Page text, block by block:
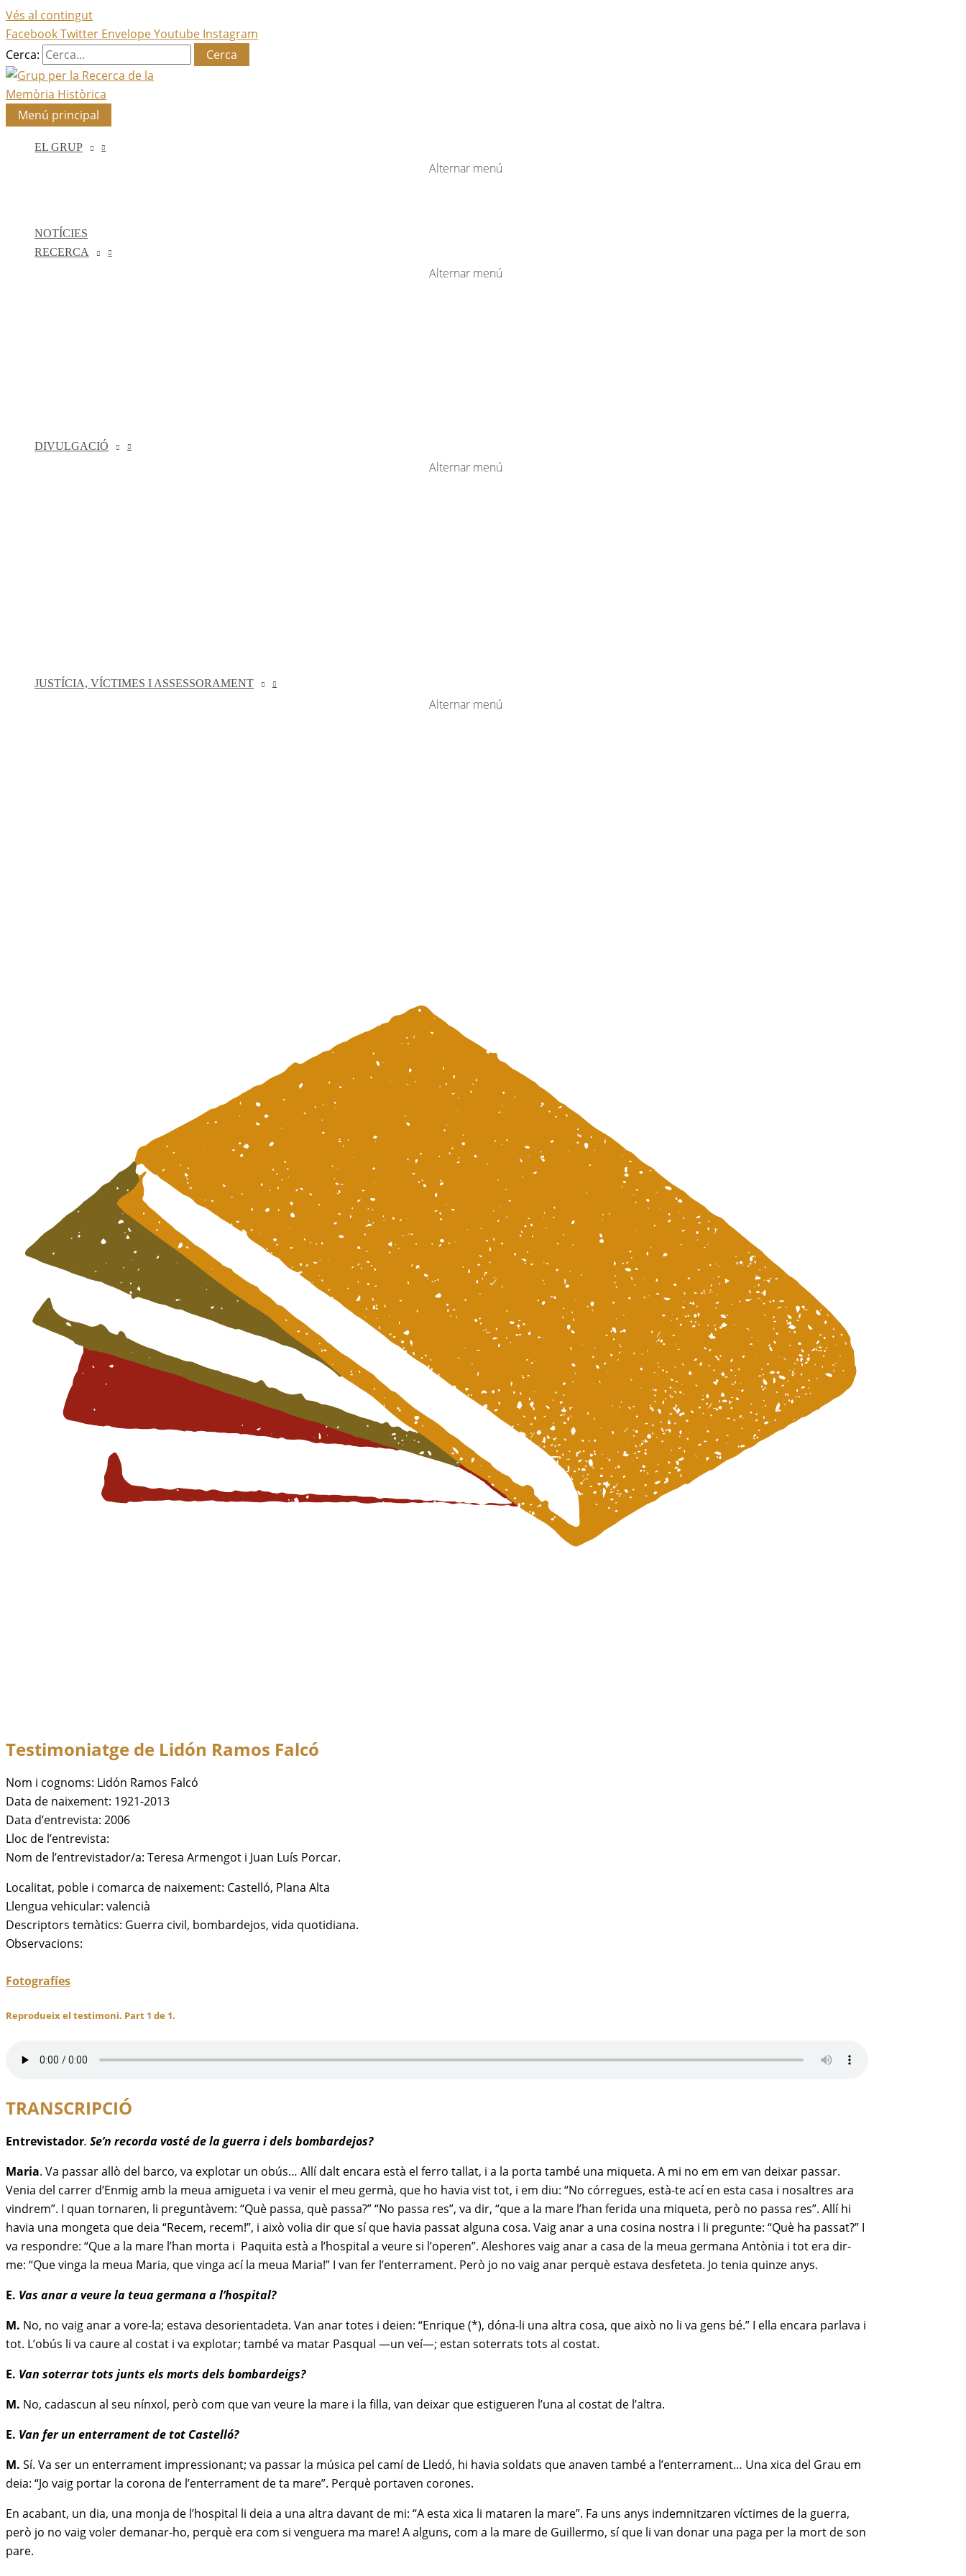
Vés al contingut
FacebookTwitter EnvelopeYoutube Instagram
Cerca:
Menú principal
EL GRUP
Alternar menú
NOTÍCIES
RECERCA
Alternar menú
DIVULGACIÓ
Alternar menú
JUSTÍCIA, VÍCTIMES I ASSESSORAMENT
Alternar menú
Testimoniatge de Lidón Ramos Falcó
Nom i cognoms: Lidón Ramos Falcó
Data de naixement: 1921-2013
Data d’entrevista: 2006
Lloc de l’entrevista:
Nom de l’entrevistador/a: Teresa Armengot i Juan Luís Porcar.
Localitat, poble i comarca de naixement: Castelló, Plana Alta
Llengua vehicular: valencià
Descriptors temàtics: Guerra civil, bombardejos, vida quotidiana.
Observacions:
Fotografíes
Reprodueix el testimoni. Part 1 de 1.
TRANSCRIPCIÓ
Entrevistador. Se’n recorda vosté de la guerra i dels bombardejos?
Maria. Va passar allò del barco, va explotar un obús… Allí dalt encara està el ferro tallat, i a la porta també una miqueta. A mi no em em van deixar passar.
Venia del carrer d’Enmig amb la meua amigueta i va venir el meu germà, que ho havia vist tot, i em diu: “No córregues, està-te ací en esta casa i nosaltres ara
vindrem”. I quan tornaren, li preguntàvem: “Què passa, què passa?” “No passa res”, va dir, “que a la mare l’han ferida una miqueta, però no passa res”. Allí hi
havia una mongeta que deia “Recem, recem!”, i això volia dir que sí que havia passat alguna cosa. Vaig anar a una cosina nostra i li pregunte: “Què ha passat?” I
va respondre: “Que a la mare l’han morta i Paquita està a l’hospital a veure si l’operen”. Aleshores vaig anar a casa de la meua germana Antònia i tot era dir-
me: “Que vinga la meua Maria, que vinga ací la meua Maria!” I van fer l’enterrament. Però jo no vaig anar perquè estava desfeteta. Jo tenia quinze anys.
E. Vas anar a veure la teua germana a l’hospital?
M. No, no vaig anar a vore-la; estava desorientadeta. Van anar totes i deien: “Enrique (*), dóna-li una altra cosa, que això no li va gens bé.” I ella encara parlava i
tot. L’obús li va caure al costat i va explotar; també va matar Pasqual —un veí—; estan soterrats tots al costat.
E. Van soterrar tots junts els morts dels bombardeigs?
M. No, cadascun al seu nínxol, però com que van veure la mare i la filla, van deixar que estigueren l’una al costat de l’altra.
E. Van fer un enterrament de tot Castelló?
M. Sí. Va ser un enterrament impressionant; va passar la música pel camí de Lledó, hi havia soldats que anaven també a l’enterrament… Una xica del Grau em
deia: “Jo vaig portar la corona de l’enterrament de ta mare”. Perquè portaven corones.
En acabant, un dia, una monja de l’hospital li deia a una altra davant de mi: “A esta xica li mataren la mare”. Fa uns anys indemnitzaren víctimes de la guerra,
però jo no vaig voler demanar-ho, perquè era com si venguera ma mare! A alguns, com a la mare de Guillermo, sí que li van donar una paga per la mort de son
pare.